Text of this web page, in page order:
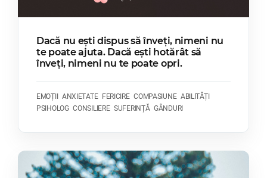
Dacă nu ești dispus să înveți, nimeni nu
te poate ajuta. Dacă ești hotărât să
înveți, nimeni nu te poate opri.
EMOȚII ANXIETATE FERICIRE COMPASIUNE ABILITĂȚI
PSIHOLOG CONSILIERE SUFERINȚĂ GÂNDURI